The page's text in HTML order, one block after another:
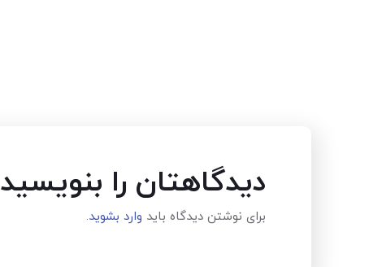
دیدگاهتان را بنویسید
برای نوشتن دیدگاه باید وارد بشوید.